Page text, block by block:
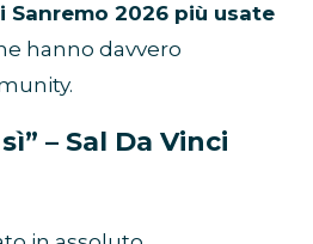
Sanremo 2026 più usate
hanno davvero
– Sal Da Vinci